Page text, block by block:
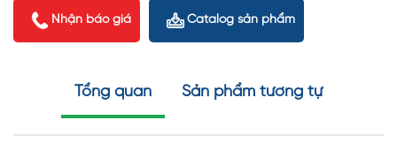
Nhận báo giá Catalog sản phẩm
Tổng quan Sản phẩm tương tự